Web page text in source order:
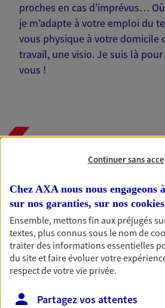
proches en cas d’imprévus…
je m’adapte à votre emploi du
vous physique à votre domicile
travail, une visio. Je suis là pour
vous !
Épargne
Réalisez vos projets grâce à
immobilier, études des enfants
du monde… Épargnez à votre
simplement, selon votre profil.
Découvrir les offres Épargne
Continuer sans
Chez AXA nous nous engageons
sur nos garanties, sur nos
Ensemble, mettons fin aux préjugés
textes, plus connus sous le nom de
traiter des informations essentielles
du site et faire évoluer votre
respect de votre vie privée.
Partagez vos attentes